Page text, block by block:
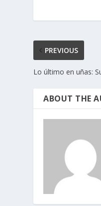
PREVIOUS
Lo último en uñas:
ABOUT THE